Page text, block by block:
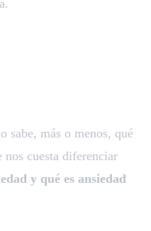
sabe, más o menos, qué
nos cuesta diferenciar
y qué es ansiedad